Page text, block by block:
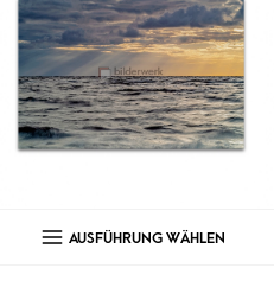
AUSFÜHRUNG WÄHLEN